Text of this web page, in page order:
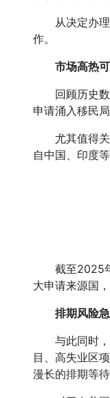
从决定办理
作。
市场高热
回顾历史数
申请涌入移民
尤其值得关
自中国、印度
截至2025年
大申请来源国
排期风险
与此同时，
目、高失业区
漫长的排期等待